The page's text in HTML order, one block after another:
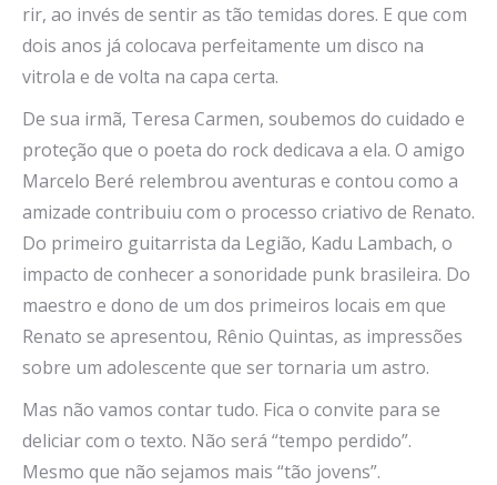
rir, ao invés de sentir as tão temidas dores. E que com
dois anos já colocava perfeitamente um disco na
vitrola e de volta na capa certa.
De sua irmã, Teresa Carmen, soubemos do cuidado e
proteção que o poeta do rock dedicava a ela. O amigo
Marcelo Beré relembrou aventuras e contou como a
amizade contribuiu com o processo criativo de Renato.
Do primeiro guitarrista da Legião, Kadu Lambach, o
impacto de conhecer a sonoridade punk brasileira. Do
maestro e dono de um dos primeiros locais em que
Renato se apresentou, Rênio Quintas, as impressões
sobre um adolescente que ser tornaria um astro.
Mas não vamos contar tudo. Fica o convite para se
deliciar com o texto. Não será “tempo perdido”.
Mesmo que não sejamos mais “tão jovens”.